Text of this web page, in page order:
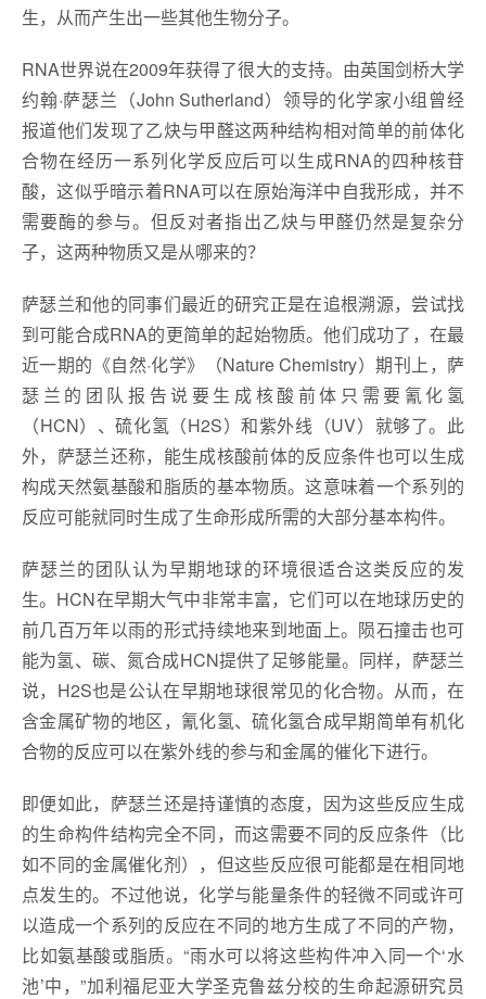
生，从而产生出一些其他生物分子。
RNA世界说在2009年获得了很大的支持。由英国剑桥大学
约翰·萨瑟兰（John Sutherland）领导的化学家小组曾经
报道他们发现了乙炔与甲醛这两种结构相对简单的前体化
合物在经历一系列化学反应后可以生成RNA的四种核苷
酸，这似乎暗示着RNA可以在原始海洋中自我形成，并不
需要酶的参与。但反对者指出乙炔与甲醛仍然是复杂分
子，这两种物质又是从哪来的？
萨瑟兰和他的同事们最近的研究正是在追根溯源，尝试找
到可能合成RNA的更简单的起始物质。他们成功了，在最
近一期的《自然·化学》（Nature Chemistry）期刊上，萨
瑟兰的团队报告说要生成核酸前体只需要氰化氢
（HCN）、硫化氢（H2S）和紫外线（UV）就够了。此
外，萨瑟兰还称，能生成核酸前体的反应条件也可以生成
构成天然氨基酸和脂质的基本物质。这意味着一个系列的
反应可能就同时生成了生命形成所需的大部分基本构件。
萨瑟兰的团队认为早期地球的环境很适合这类反应的发
生。HCN在早期大气中非常丰富，它们可以在地球历史的
前几百万年以雨的形式持续地来到地面上。陨石撞击也可
能为氢、碳、氮合成HCN提供了足够能量。同样，萨瑟兰
说，H2S也是公认在早期地球很常见的化合物。从而，在
含金属矿物的地区，氰化氢、硫化氢合成早期简单有机化
合物的反应可以在紫外线的参与和金属的催化下进行。
即便如此，萨瑟兰还是持谨慎的态度，因为这些反应生成
的生命构件结构完全不同，而这需要不同的反应条件（比
如不同的金属催化剂），但这些反应很可能都是在相同地
点发生的。不过他说，化学与能量条件的轻微不同或许可
以造成一个系列的反应在不同的地方生成了不同的产物，
比如氨基酸或脂质。“雨水可以将这些构件冲入同一个‘水
池’中，”加利福尼亚大学圣克鲁兹分校的生命起源研究员